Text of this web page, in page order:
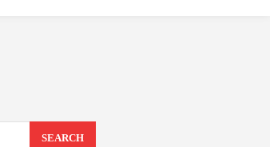
SEARCH